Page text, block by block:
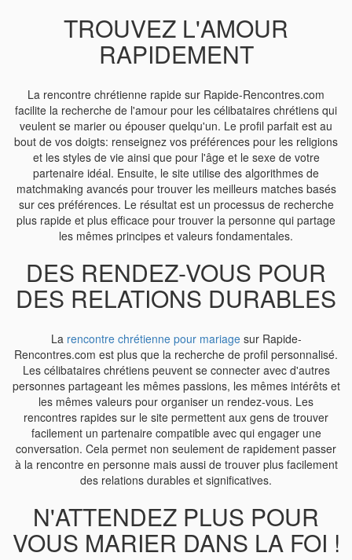
TROUVEZ L'AMOUR
RAPIDEMENT
La rencontre chrétienne rapide sur Rapide-Rencontres.com
facilite la recherche de l'amour pour les célibataires chrétiens qui
veulent se marier ou épouser quelqu'un. Le profil parfait est au
bout de vos doigts: renseignez vos préférences pour les religions
et les styles de vie ainsi que pour l'âge et le sexe de votre
partenaire idéal. Ensuite, le site utilise des algorithmes de
matchmaking avancés pour trouver les meilleurs matches basés
sur ces préférences. Le résultat est un processus de recherche
plus rapide et plus efficace pour trouver la personne qui partage
les mêmes principes et valeurs fondamentales.
DES RENDEZ-VOUS POUR
DES RELATIONS DURABLES
La rencontre chrétienne pour mariagesur Rapide-
Rencontres.com est plus que la recherche de profil personnalisé.
Les célibataires chrétiens peuvent se connecter avec d'autres
personnes partageant les mêmes passions, les mêmes intérêts et
les mêmes valeurs pour organiser un rendez-vous. Les
rencontres rapides sur le site permettent aux gens de trouver
facilement un partenaire compatible avec qui engager une
conversation. Cela permet non seulement de rapidement passer
à la rencontre en personne mais aussi de trouver plus facilement
des relations durables et significatives.
N'ATTENDEZ PLUS POUR
VOUS MARIER DANS LA FOI !